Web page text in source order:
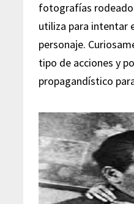
fotografías rodeado
utiliza para intentar
personaje.
tipo de acciones y
propagandístico